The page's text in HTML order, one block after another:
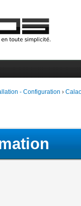
- Configuration ›